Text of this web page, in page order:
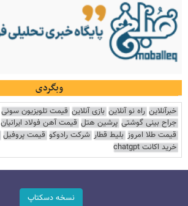
وبگردی
خبرآنلاین راه نو آنلاین بازی آنلاین قیمت تلویزیون سونی
جراح بینی گوشتی پرشین هتل قیمت آهن فولاد ایرانیان
قیمت طلا امروز بلیط قطار شرکت رادوکو قیمت پروفیل
خرید اکانت chatgpt
نسخه دسکتاپ